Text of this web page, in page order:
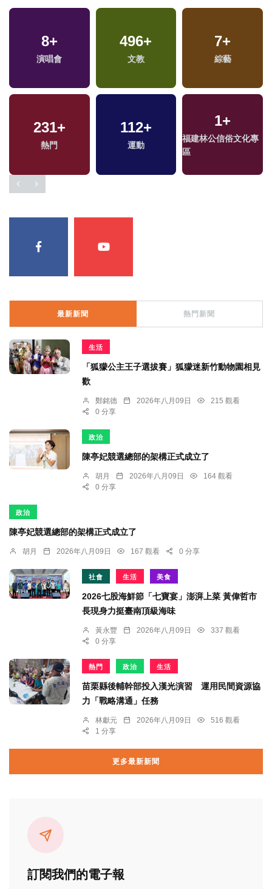
8+
演唱會
496+
文教
7+
綜藝
231+
熱門
112+
運動
1+
福建林公信俗文化專
區
最新新聞 熱門新聞
生活
「狐獴公主王子選拔賽」狐獴迷新竹動物園相見
歡
鄭銘德 2026年八月09日
215 觀看
0 分享
政治
陳亭妃競選總部的架構正式成立了
胡月 2026年八月09日
164 觀看
0 分享
政治
陳亭妃競選總部的架構正式成立了
胡月 2026年八月09日 167 觀看 0 分享
社會 生活 美食
2026七股海鮮節「七寶宴」澎湃上菜 黃偉哲市
長現身力挺臺南頂級海味
黃永豐 2026年八月09日
337 觀看
0 分享
熱門 政治 生活
苗栗縣後輔幹部投入漢光演習 運用民間資源協
力「戰略溝通」任務
林獻元 2026年八月09日
516 觀看
1 分享
更多最新新聞
訂閱我們的電子報